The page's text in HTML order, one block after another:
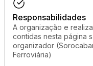
Responsabilidades
A organização e
contidas nesta página
organizador
Ferroviária)